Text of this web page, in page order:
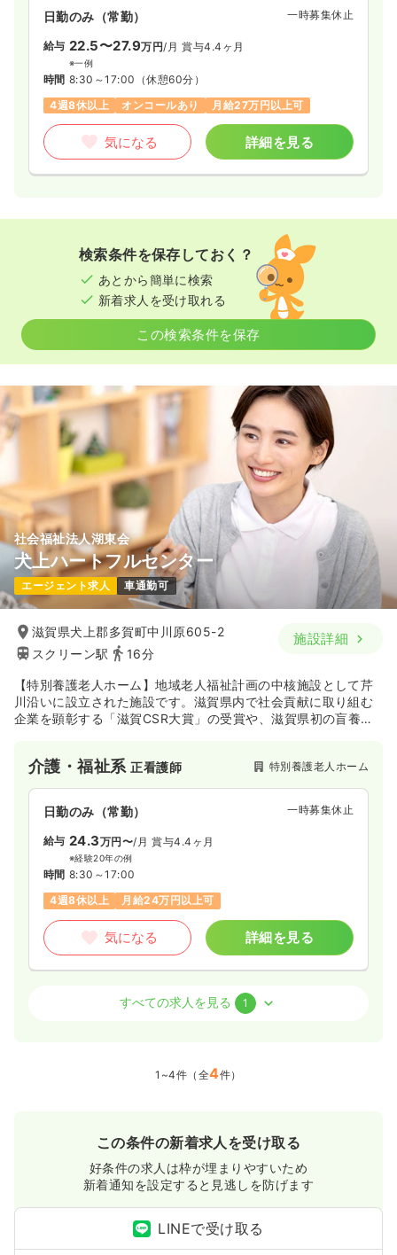
日勤のみ（常勤） 一時募集休止
給与 22.5〜27.9万円/月 賞与4.4ヶ月
※一例
時間 8:30～17:00 （休憩60分）
4週8休以上
オンコールあり 月給27万円以上可
気になる 詳細を見る
検索条件を保存しておく？
あとから簡単に検索
新着求人を受け取れる
この検索条件を保存
社会福祉法人湖東会
犬上ハートフルセンター
エージェント求人 車通勤可
滋賀県犬上郡多賀町中川原605-2
スクリーン駅
16分
施設詳細
【特別養護老人ホーム】地域老人福祉計画の中核施設として芹
川沿いに設立された施設です。滋賀県内で社会貢献に取り組む
企業を顕彰する「滋賀CSR大賞」の受賞や、滋賀県初の盲養護
介護・福祉系正看護師 特別養護老人ホーム
日勤のみ（常勤） 一時募集休止
給与 24.3万円〜/月 賞与4.4ヶ月
※経験20年の例
時間 8:30～17:00
4週8休以上
月給24万円以上可
気になる 詳細を見る
介護・福祉系正看護師 デイケア・デイサービス
万円 /月 賞与2回
気になる 詳細を見る
すべての求人を見る 1
1~4件（全4件）
この条件の新着求人を受け取る
好条件の求人は枠が埋まりやすいため
新着通知を設定すると見逃しを防げます
LINEで受け取る